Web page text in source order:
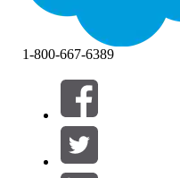
Filtre (0)
VÆLG FILTRE
Produktområde
1-800-667-6389